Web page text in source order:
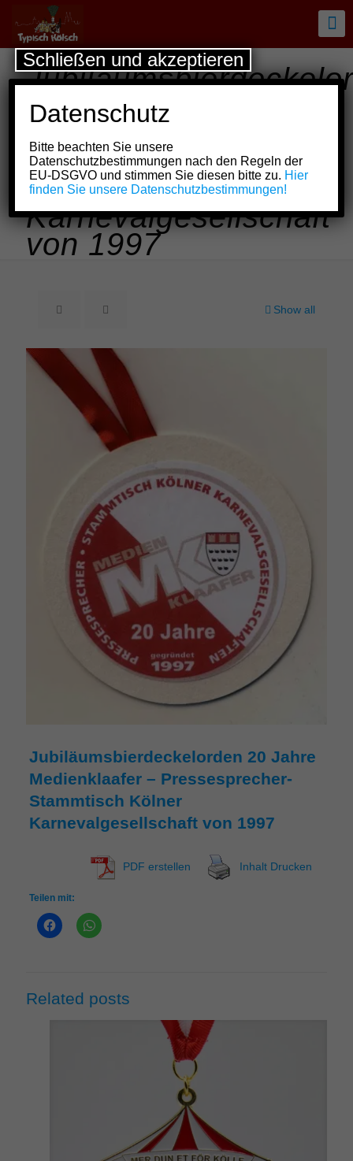
20 Jahre
Medienklaafer –
Pressesprecher-
Stammtisch Kölner
Karnevalgesellschaft
von 1997
Show all
Jubiläumsbierdeckelorden 20 Jahre
Medienklaafer – Pressesprecher-
Stammtisch Kölner
Karnevalgesellschaft von 1997
PDF erstellen Inhalt Drucken
Teilen mit:
Related posts
Datenschutz
Bitte beachten Sie unsere
Datenschutzbestimmungen nach den Regeln der
EU-DSGVO und stimmen Sie diesen bitte zu. Hier
finden Sie unsere Datenschutzbestimmungen!
Schließen und akzeptieren